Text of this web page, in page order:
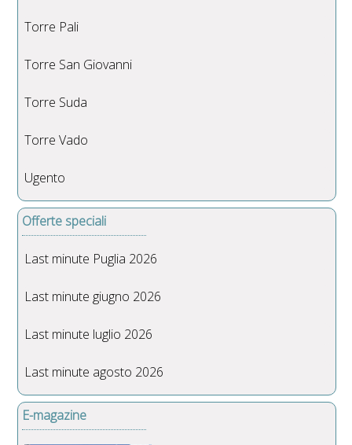
Torre Pali
Torre San Giovanni
Torre Suda
Torre Vado
Ugento
Offerte speciali
Last minute Puglia 2026
Last minute giugno 2026
Last minute luglio 2026
Last minute agosto 2026
E-magazine